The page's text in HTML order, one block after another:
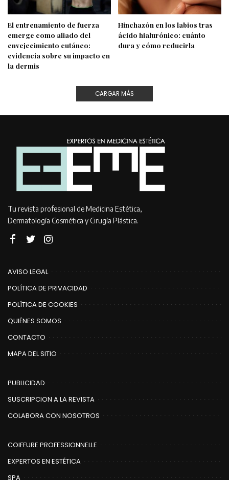
El entrenamiento de fuerza
emerge como aliado del
envejecimiento cutáneo:
evidencia sobre su impacto en
la dermis
Hinchazón en los labios tras
ácido hialurónico: cuánto
dura y cómo reducirla
CARGAR MÁS
Tu revista profesional de Medicina Estética,
Dermatología Cosmética y Cirugía Plástica.
AVISO LEGAL
POLÍTICA DE PRIVACIDAD
POLÍTICA DE COOKIES
QUIÉNES SOMOS
CONTACTO
MAPA DEL SITIO
PUBLICIDAD
SUSCRIPCION A LA REVISTA
COLABORA CON NOSOTROS
COIFFURE PROFESSIONNELLE
EXPERTOS EN ESTÉTICA
SPA